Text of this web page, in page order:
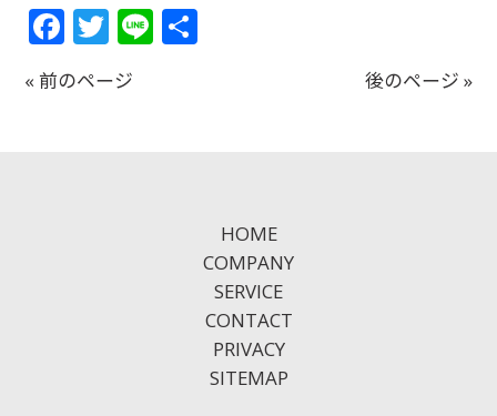
Facebook
Twitter
Line
« 前のページ 後のページ »
HOME
COMPANY
SERVICE
CONTACT
PRIVACY
SITEMAP